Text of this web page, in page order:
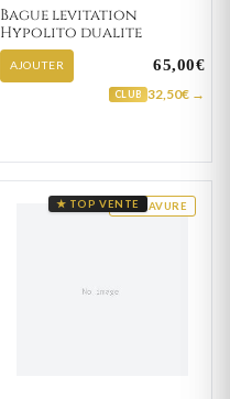
Bague levitation
Hypolito dualite
AJOUTER 65,00€
CLUB 32,50€ →
GRAVURE
★ TOP VENTE